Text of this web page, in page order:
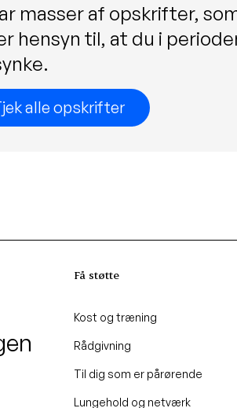
masser af opskrifter,
hensyn til, at du i
alle opskrifter
Få støtte
Kost og træning
Rådgivning
Til dig som er pårørende
Lungehold og netværk